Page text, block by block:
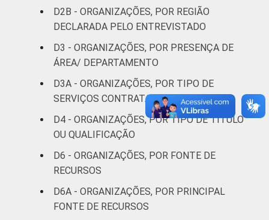
e defesa de
direitos
Religião 0
Saúde e
assistência
0
Habitação e
meio ambiente
Fonte: CGI.br/NIC.br, Centro Regional de
D2B - ORGANIZAÇÕES, POR REGIÃO
DECLARADA PELO ENTREVISTADO
D3 - ORGANIZAÇÕES, POR PRESENÇA DE
ÁREA/ DEPARTAMENTO
D3A - ORGANIZAÇÕES, POR TIPO DE
SERVIÇOS CONTRATADOS
D4 - ORGANIZAÇÕES, POR TIPO DE TÍTULO
OU QUALIFICAÇÃO
D6 - ORGANIZAÇÕES, POR FONTE DE
RECURSOS
D6A - ORGANIZAÇÕES, POR PRINCIPAL
FONTE DE RECURSOS